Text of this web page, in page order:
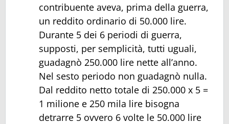
contribuente aveva, prima della guerra,
un reddito ordinario di 50.000 lire.
Durante 5 dei 6 periodi di guerra,
supposti, per semplicità, tutti uguali,
guadagnò 250.000 lire nette all’anno.
Nel sesto periodo non guadagnò nulla.
Dal reddito netto totale di 250.000 x 5 =
1 milione e 250 mila lire bisogna
detrarre 5 ovvero 6 volte le 50.000 lire